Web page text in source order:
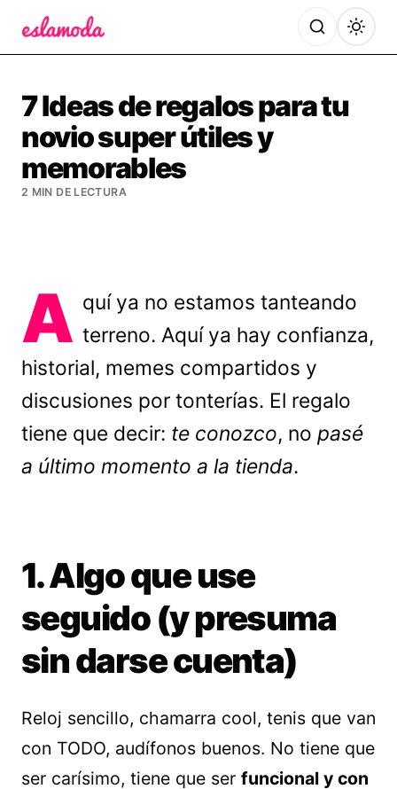
7 Ideas de regalos para tu
novio super útiles y
memorables
2 MIN DE LECTURA
A quí ya no estamos tanteando
terreno. Aquí ya hay confianza,
historial, memes compartidos y
discusiones por tonterías. El regalo
tiene que decir: te conozco, no pasé
a último momento a la tienda.
1. Algo que use
seguido (y presuma
sin darse cuenta)
Reloj sencillo, chamarra cool, tenis que van
con TODO, audífonos buenos. No tiene que
ser carísimo, tiene que ser funcional y con